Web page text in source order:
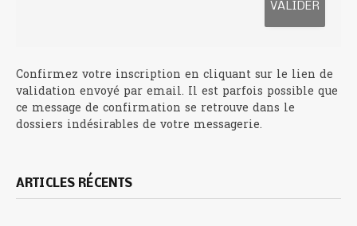
Confirmez votre inscription en cliquant sur le lien de
validation envoyé par email. Il est parfois possible que
ce message de confirmation se retrouve dans le
dossiers indésirables de votre messagerie.
ARTICLES RÉCENTS